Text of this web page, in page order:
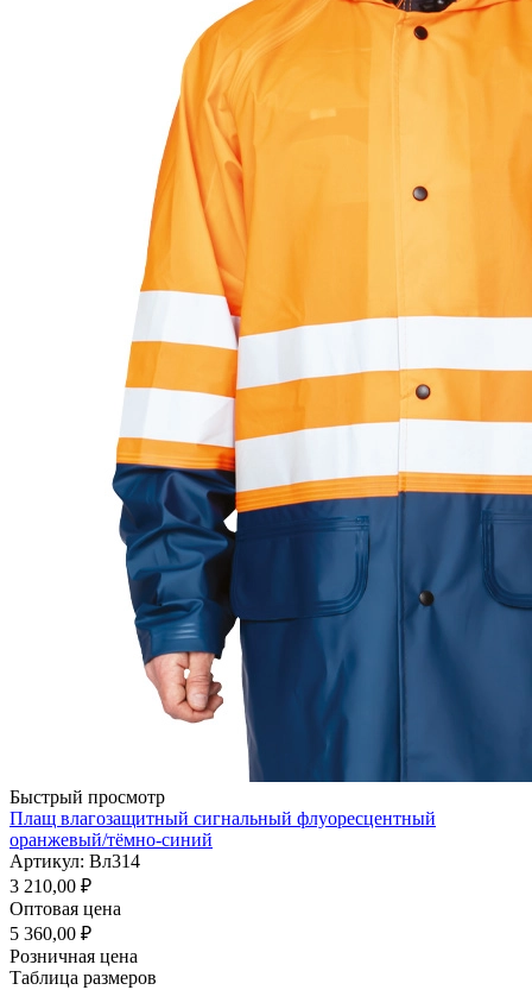
Быстрый просмотр
Плащ влагозащитный сигнальный флуоресцентный
оранжевый/тёмно-синий
Артикул: Вл314
3 210,00 ₽
Оптовая цена
5 360,00 ₽
Розничная цена
Таблица размеров